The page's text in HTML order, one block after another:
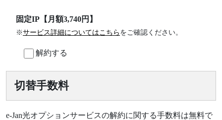
固定IP【月額3,740円】
※サービス詳細についてはこちら をご確認ください。
解約する
切替手数料
e-Jan光オプションサービスの解約に関する手数料は無料で